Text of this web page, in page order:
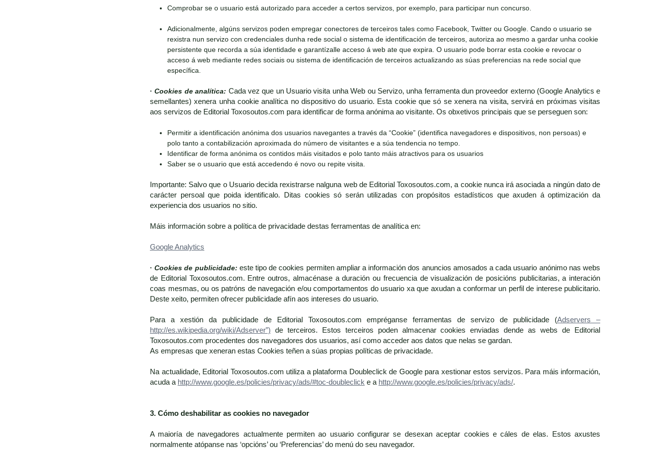
Comprobar se o usuario está autorizado para acceder a certos servizos, por exemplo, para participar nun concurso.
Adicionalmente, algúns servizos poden empregar conectores de terceiros tales como Facebook, Twitter ou Google. Cando o usuario se
rexistra nun servizo con credenciales dunha rede social o sistema de identificación de terceiros, autoriza ao mesmo a gardar unha cookie
persistente que recorda a súa identidade e garantízalle acceso á web ate que expira. O usuario pode borrar esta cookie e revocar o
acceso á web mediante redes sociais ou sistema de identificación de terceiros actualizando as súas preferencias na rede social que
específica.
·Cookies de analítica: Cada vez que un Usuario visita unha Web ou Servizo, unha ferramenta dun proveedor externo (Google Analytics e
semellantes) xenera unha cookie analítica no dispositivo do usuario. Esta cookie que só se xenera na visita, servirá en próximas visitas
aos servizos de Editorial Toxosoutos.com para identificar de forma anónima ao visitante. Os obxetivos principais que se perseguen son:
Permitir a identificación anónima dos usuarios navegantes a través da “Cookie” (identifica navegadores e dispositivos, non persoas) e
polo tanto a contabilización aproximada do número de visitantes e a súa tendencia no tempo.
Identificar de forma anónima os contidos máis visitados e polo tanto máis atractivos para os usuarios
Saber se o usuario que está accedendo é novo ou repite visita.
Importante: Salvo que o Usuario decida rexistrarse nalguna web de Editorial Toxosoutos.com, a cookie nunca irá asociada a ningún dato de
carácter persoal que poida identificalo. Ditas cookies só serán utilizadas con propósitos estadísticos que axuden á optimización da
experiencia dos usuarios no sitio.
Máis información sobre a política de privacidade destas ferramentas de analítica en:
Google Analytics
·Cookies de publicidade: este tipo de cookies permiten ampliar a información dos anuncios amosados a cada usuario anónimo nas webs
de Editorial Toxosoutos.com. Entre outros, almacénase a duración ou frecuencia de visualización de posicións publicitarias, a interación
coas mesmas, ou os patróns de navegación e/ou comportamentos do usuario xa que axudan a conformar un perfil de interese publicitario.
Deste xeito, permiten ofrecer publicidade afín aos intereses do usuario.
Para a xestión da publicidade de Editorial Toxosoutos.com empréganse ferramentas de servizo de publicidade (Adservers –
http://es.wikipedia.org/wiki/Adserver”) de terceiros. Estos terceiros poden almacenar cookies enviadas dende as webs de Editorial
Toxosoutos.com procedentes dos navegadores dos usuarios, así como acceder aos datos que nelas se gardan.
As empresas que xeneran estas Cookies teñen a súas propias políticas de privacidade.
Na actualidade, Editorial Toxosoutos.com utiliza a plataforma Doubleclick de Google para xestionar estos servizos. Para máis información,
acuda a http://www.google.es/policies/privacy/ads/#toc-doubleclick e a http://www.google.es/policies/privacy/ads/.
3. Cómo deshabilitar as cookies no navegador
A maioría de navegadores actualmente permiten ao usuario configurar se desexan aceptar cookies e cáles de elas. Estos axustes
normalmente atópanse nas ‘opcións’ ou ‘Preferencias’ do menú do seu navegador.